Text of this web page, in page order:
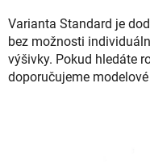
Varianta Standard je
bez možnosti
výšivky. Pokud hledáte
doporučujeme